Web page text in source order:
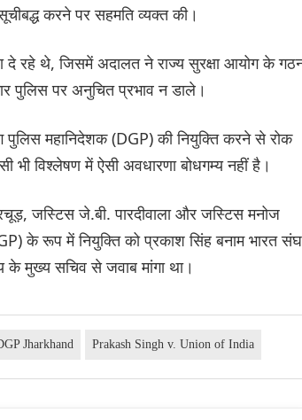
करने पर सहमति व्यक्त की।
दे रहे थे, जिसमें अदालत ने राज्य सुरक्षा आयोग के
पुलिस पर अनुचित प्रभाव न डाले।
महानिदेशक (DGP) की नियुक्ति करने से रोक
विश्लेषण में ऐसी अवधारणा बोधगम्य नहीं है।
जस्टिस जे.बी. पारदीवाला और जस्टिस मनोज
के रूप में नियुक्ति को प्रकाश सिंह बनाम भारत संघ
मुख्य सचिव से जवाब मांगा था।
Jharkhand Prakash Singh v. Union of India